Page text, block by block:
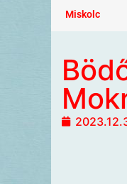
Miskolc